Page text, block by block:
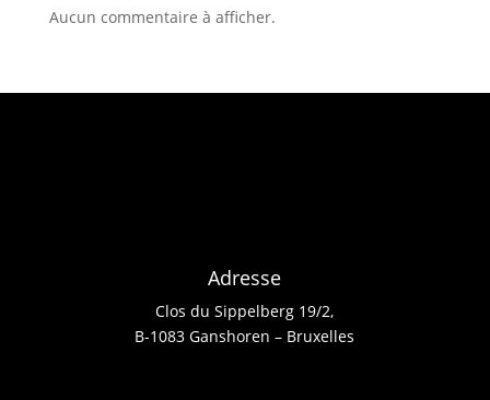
Aucun commentaire à afficher.
Adresse
Clos du Sippelberg 19/2,
B-1083 Ganshoren – Bruxelles